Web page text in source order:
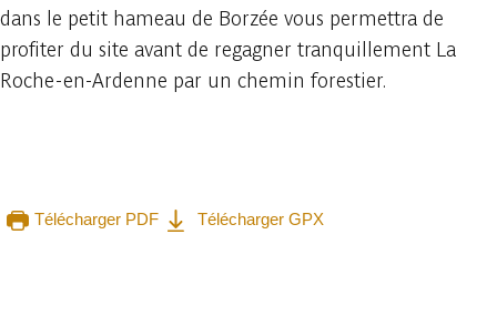
dans le petit hameau de Borzée vous permettra de
profiter du site avant de regagner tranquillement La
Roche-en-Ardenne par un chemin forestier.
Télécharger PDF
Télécharger GPX